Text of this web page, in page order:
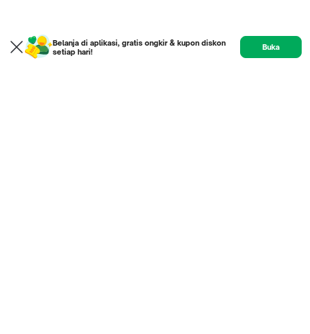
Belanja di aplikasi, gratis ongkir & kupon diskon
setiap hari!
Buka